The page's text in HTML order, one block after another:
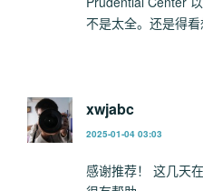
不是太全。还是得
xwjabc
2025-01-04 03:03
感谢推荐！ 这几天